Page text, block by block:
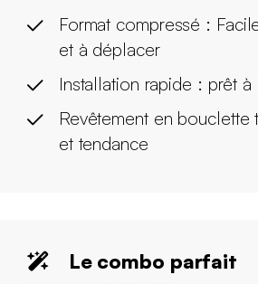
Format compressé :
et à déplacer
Installation rapide : prêt à
Revêtement en bouclette
et tendance
Le combo parfait